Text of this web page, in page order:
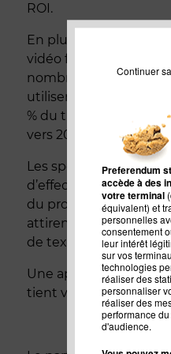
Pour
Preferendum
accède à des
votre terminal
équivalent) et
personnelles
consentement
leur intérêt
sur vos
technologies
réaliser des
personnaliser
réaliser des
performance
d'audience.
Continuer
ROI.
En plus d’un contenu
vidéo fait beaucoup
nombreux sont les
utilisent la vidéo. Le
% du trafic Internet et
vers 2019.
Les spectateurs sont
d’effectuer un achat
du produit. De plus,
attirent
3 fois plus de
de texte.
Une approche de
tient vraiment à coeur.